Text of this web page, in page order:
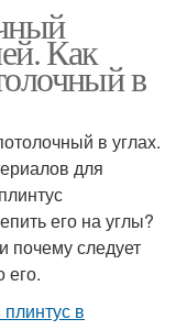
Как
в
в углах.
для
его на углы?
почему следует
его.